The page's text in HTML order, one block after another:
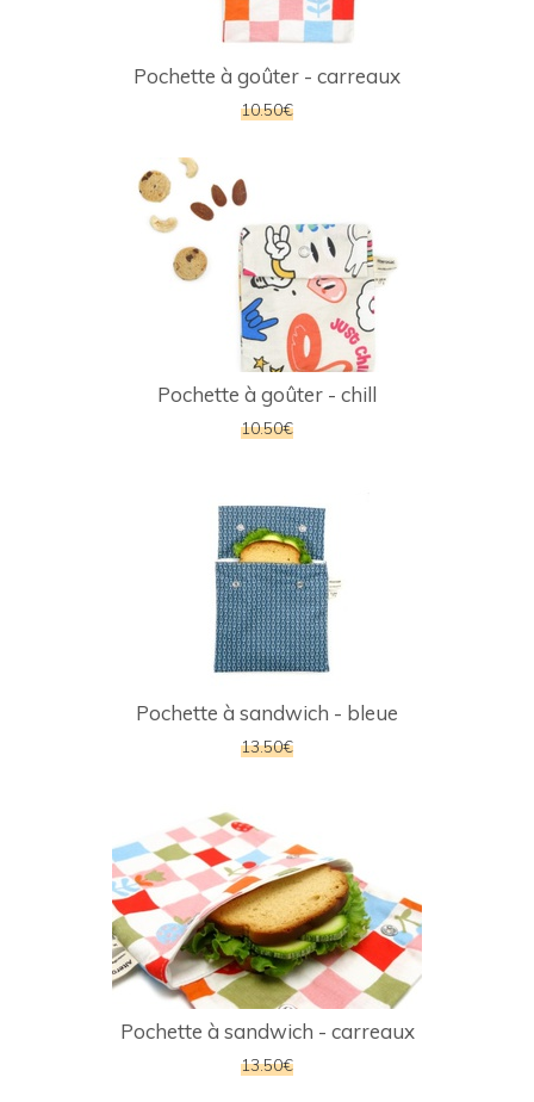
Pochette à goûter - carreaux
10.50€
Pochette à goûter - chill
10.50€
Pochette à sandwich - bleue
13.50€
Pochette à sandwich - carreaux
13.50€